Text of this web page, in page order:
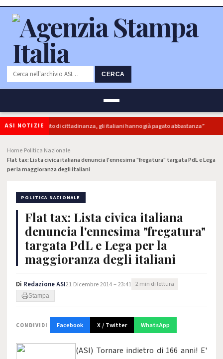
CERCA
ASI NOTIZIEe reddito di cittadinanza, gli italiani hanno già pagato abbastanza”
Home Politica Nazionale
Flat tax: Lista civica italiana denuncia l'ennesima "fregatura" targata PdL e Lega
per la maggioranza degli italiani
POLITICA NAZIONALE
Flat tax: Lista civica italiana
denuncia l'ennesima "fregatura"
targata PdL e Lega per la
maggioranza degli italiani
Di Redazione ASI21 Dicembre 2014 – 23:41 2 min di lettura
Stampa
CONDIVIDI Facebook X / Twitter WhatsApp
(ASI) Tornare indietro di 166 anni! E'